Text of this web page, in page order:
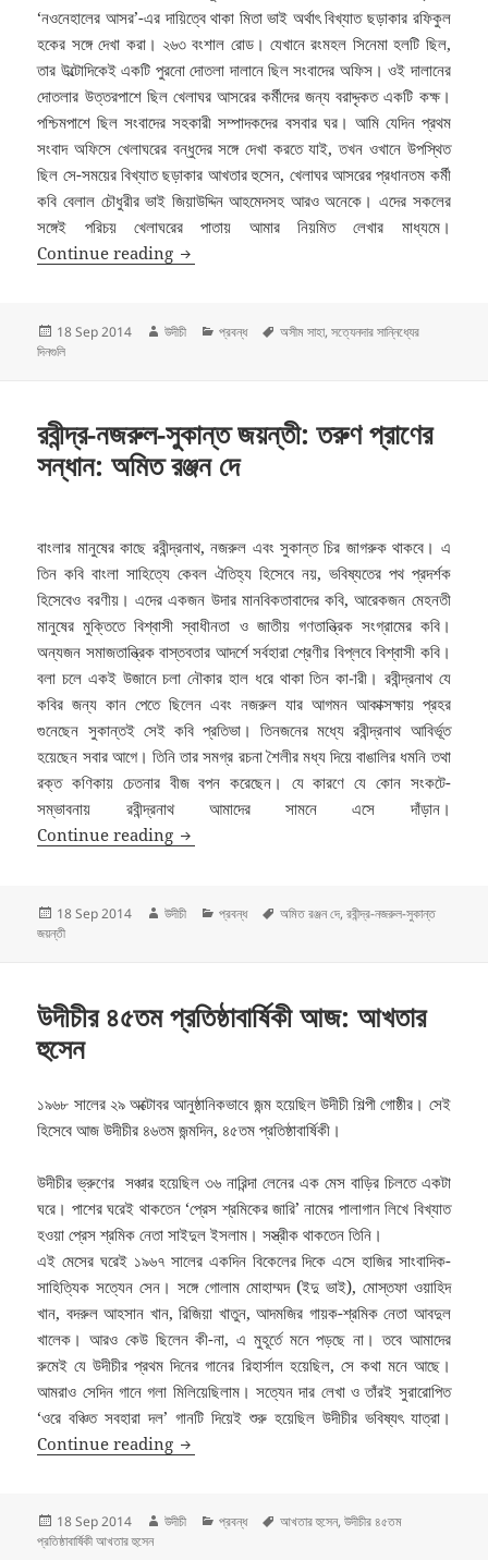
‘নওনেহালের আসর’-এর দায়িত্বে থাকা মিতা ভাই অর্থাৎ বিখ্যাত ছড়াকার রফিকুল
হকের সঙ্গে দেখা করা। ২৬৩ বংশাল রোড। যেখানে রংমহল সিনেমা হলটি ছিল,
তার উল্টোদিকেই একটি পুরনো দোতলা দালানে ছিল সংবাদের অফিস। ওই দালানের
দোতলার উত্তরপাশে ছিল খেলাঘর আসরের কর্মীদের জন্য বরাদ্দৃকত একটি কক্ষ।
পশ্চিমপাশে ছিল সংবাদের সহকারী সম্পাদকদের বসবার ঘর। আমি যেদিন প্রথম
সংবাদ অফিসে খেলাঘরের বন্ধুদের সঙ্গে দেখা করতে যাই, তখন ওখানে উপস্থিত
ছিল সে-সময়ের বিখ্যাত ছড়াকার আখতার হুসেন, খেলাঘর আসরের প্রধানতম কর্মী
কবি বেলাল চৌধুরীর ভাই জিয়াউদ্দিন আহমেদসহ আরও অনেকে। এদের সকলের
সঙ্গেই পরিচয় খেলাঘরের পাতায় আমার নিয়মিত লেখার মাধ্যমে।
Continue reading সত্যেনদার সান্নিধ্যের দিনগুলি:অসীম সাহা
Posted
on
18 Sep 2014 Author
উদীচী Categories
প্রবন্ধ Tags
অসীম সাহা,সত্যেনদার সান্নিধ্যের
দিনগুলি
রবীন্দ্র-নজরুল-সুকান্ত জয়ন্তী: তরুণ প্রাণের
সন্ধান: অমিত রঞ্জন দে
বাংলার মানুষের কাছে রবীন্দ্রনাথ, নজরুল এবং সুকান্ত চির জাগরুক থাকবে। এ
তিন কবি বাংলা সাহিত্যে কেবল ঐতিহ্য হিসেবে নয়, ভবিষ্যতের পথ প্রদর্শক
হিসেবেও বরণীয়। এদের একজন উদার মানবিকতাবাদের কবি, আরেকজন মেহনতী
মানুষের মুক্তিতে বিশ্বাসী স্বাধীনতা ও জাতীয় গণতান্ত্রিক সংগ্রামের কবি।
অন্যজন সমাজতান্ত্রিক বাস্তবতার আদর্শে সর্বহারা শ্রেণীর বিপ্লবে বিশ্বাসী কবি।
বলা চলে একই উজানে চলা নৌকার হাল ধরে থাকা তিন কা-ারী। রবীন্দ্রনাথ যে
কবির জন্য কান পেতে ছিলেন এবং নজরুল যার আগমন আকাক্সক্ষায় প্রহর
গুনেছেন সুকান্তই সেই কবি প্রতিভা। তিনজনের মধ্যে রবীন্দ্রনাথ আবির্ভূত
হয়েছেন সবার আগে। তিনি তার সমগ্র রচনা শৈলীর মধ্য দিয়ে বাঙালির ধমনি তথা
রক্ত কণিকায় চেতনার বীজ বপন করেছেন। যে কারণে যে কোন সংকটে-
সম্ভাবনায় রবীন্দ্রনাথ আমাদের সামনে এসে দাঁড়ান।
Continue reading রবীন্দ্র-নজরুল-সুকান্ত জয়ন্তী: তরুণ প্রাণের সন্ধান: অমিত
Posted
on
18 Sep 2014 Author
উদীচী Categories
প্রবন্ধ Tags
অমিত রঞ্জন দে,রবীন্দ্র-নজরুল-সুকান্ত
জয়ন্তী
উদীচীর ৪৫তম প্রতিষ্ঠাবার্ষিকী আজ: আখতার
হুসেন
১৯৬৮ সালের ২৯ অক্টোবর আনুষ্ঠানিকভাবে জন্ম হয়েছিল উদীচী শিল্পী গোষ্ঠীর। সেই
হিসেবে আজ উদীচীর ৪৬তম জন্মদিন, ৪৫তম প্রতিষ্ঠাবার্ষিকী।
উদীচীর ভ্রুণের সঞ্চার হয়েছিল ৩৬ নারিন্দা লেনের এক মেস বাড়ির চিলতে একটা
ঘরে। পাশের ঘরেই থাকতেন ‘প্রেস শ্রমিকের জারি’ নামের পালাগান লিখে বিখ্যাত
হওয়া প্রেস শ্রমিক নেতা সাইদুল ইসলাম। সস্ত্রীক থাকতেন তিনি।
এই মেসের ঘরেই ১৯৬৭ সালের একদিন বিকেলের দিকে এসে হাজির সাংবাদিক-
সাহিত্যিক সত্যেন সেন। সঙ্গে গোলাম মোহাম্মদ (ইদু ভাই), মোস্তফা ওয়াহিদ
খান, বদরুল আহসান খান, রিজিয়া খাতুন, আদমজির গায়ক-শ্রমিক নেতা আবদুল
খালেক। আরও কেউ ছিলেন কী-না, এ মুহূর্তে মনে পড়ছে না। তবে আমাদের
রুমেই যে উদীচীর প্রথম দিনের গানের রিহার্সাল হয়েছিল, সে কথা মনে আছে।
আমরাও সেদিন গানে গলা মিলিয়েছিলাম। সত্যেন দার লেখা ও তাঁরই সুরারোপিত
‘ওরে বঞ্চিত সবহারা দল’ গানটি দিয়েই শুরু হয়েছিল উদীচীর ভবিষ্যৎ যাত্রা।
Continue reading উদীচীর ৪৫তম প্রতিষ্ঠাবার্ষিকী আজ: আখতার হুসেন
Posted
on
18 Sep 2014 Author
উদীচী Categories
প্রবন্ধ Tags
আখতার হুসেন,উদীচীর ৪৫তম
প্রতিষ্ঠাবার্ষিকী আখতার হুসেন